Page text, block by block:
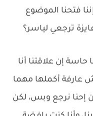
فتحنا الموضوع
ترجعي لياسر؟
إن علاقتنا أنا
عارفة أكملها مهما
إحنا نرجع وبس، لكن